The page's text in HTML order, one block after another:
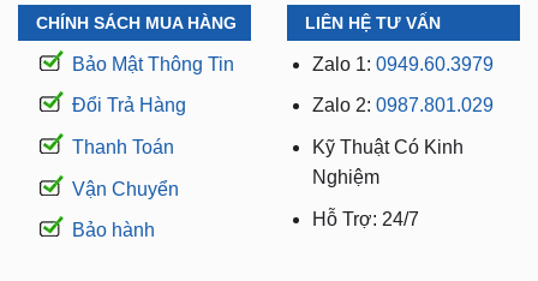
CHÍNH SÁCH MUA HÀNG
Bảo Mật Thông Tin
Đổi Trả Hàng
Thanh Toán
Vận Chuyển
Bảo hành
LIÊN HỆ TƯ VẤN
Zalo 1: 0949.60.3979
Zalo 2: 0987.801.029
Kỹ Thuật Có Kinh
Nghiệm
Hỗ Trợ: 24/7